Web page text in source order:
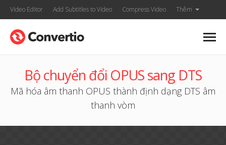
Video Editor Add Subtitles to Video Compress Video Thêm
Bộ chuyển đổi OPUS sang DTS
Mã hóa âm thanh OPUS thành định dạng DTS âm
thanh vòm